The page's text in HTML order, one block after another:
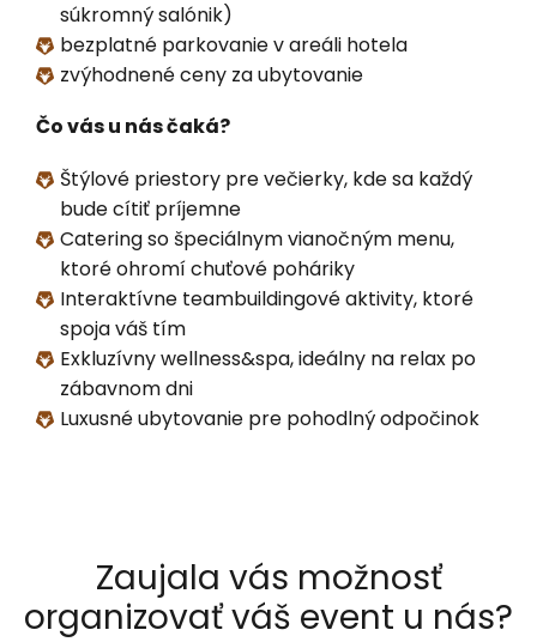
súkromný salónik)
bezplatné parkovanie v areáli hotela
zvýhodnené ceny za ubytovanie
Čo vás u nás čaká?
Štýlové priestory pre večierky, kde sa každý
bude cítiť príjemne
Catering so špeciálnym vianočným menu,
ktoré ohromí chuťové poháriky
Interaktívne teambuildingové aktivity, ktoré
spoja váš tím
Exkluzívny wellness&spa, ideálny na relax po
zábavnom dni
Luxusné ubytovanie pre pohodlný odpočinok
Zaujala vás možnosť
organizovať váš event u nás?